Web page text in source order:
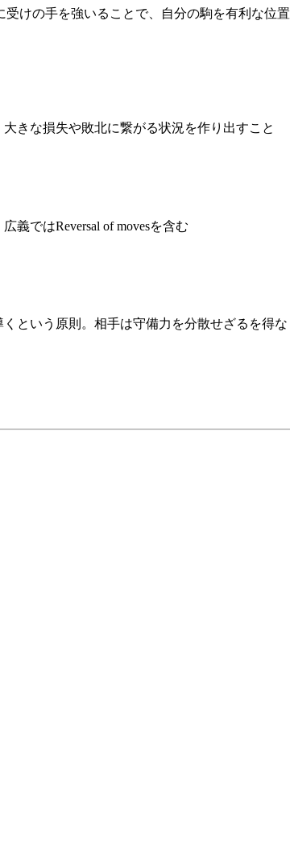
けの手を強いることで、自分の駒を有利な位
きな損失や敗北に繋がる状況を作り出すこと
ではReversal of movesを含む
という原則。相手は守備力を分散せざるを得